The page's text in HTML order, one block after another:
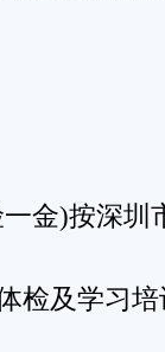
金)按深圳
检及学习